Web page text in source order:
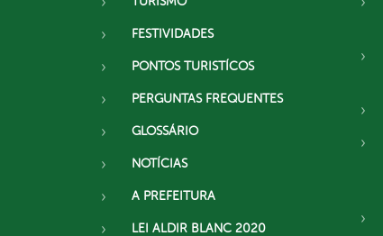
FESTIVIDADES
PONTOS TURISTÍCOS
PERGUNTAS FREQUENTES
GLOSSÁRIO
NOTÍCIAS
A PREFEITURA
LEI ALDIR BLANC 2020